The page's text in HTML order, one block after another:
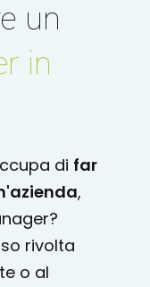
un
in
di far
,
rivolta
o al